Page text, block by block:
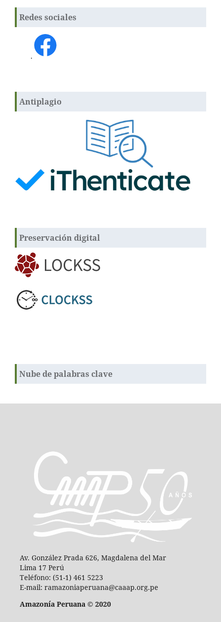
Redes sociales
.
Antiplagio
Preservación digital
Nube de palabras clave
Av. González Prada 626, Magdalena del Mar
Lima 17 Perú
Teléfono: (51-1) 461 5223
E-mail: ramazoniaperuana@caaap.org.pe
Amazonía Peruana © 2020